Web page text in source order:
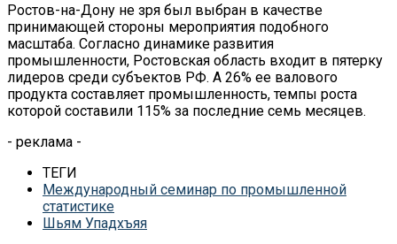
Ростов-на-Дону не зря был выбран в качестве
принимающей стороны мероприятия подобного
масштаба. Согласно динамике развития
промышленности, Ростовская область входит в пятерку
лидеров среди субъектов РФ. А 26% ее валового
продукта составляет промышленность, темпы роста
которой составили 115% за последние семь месяцев.
- реклама -
ТЕГИ
Международный семинар по промышленной
статистике
Шьям Упадхъяя